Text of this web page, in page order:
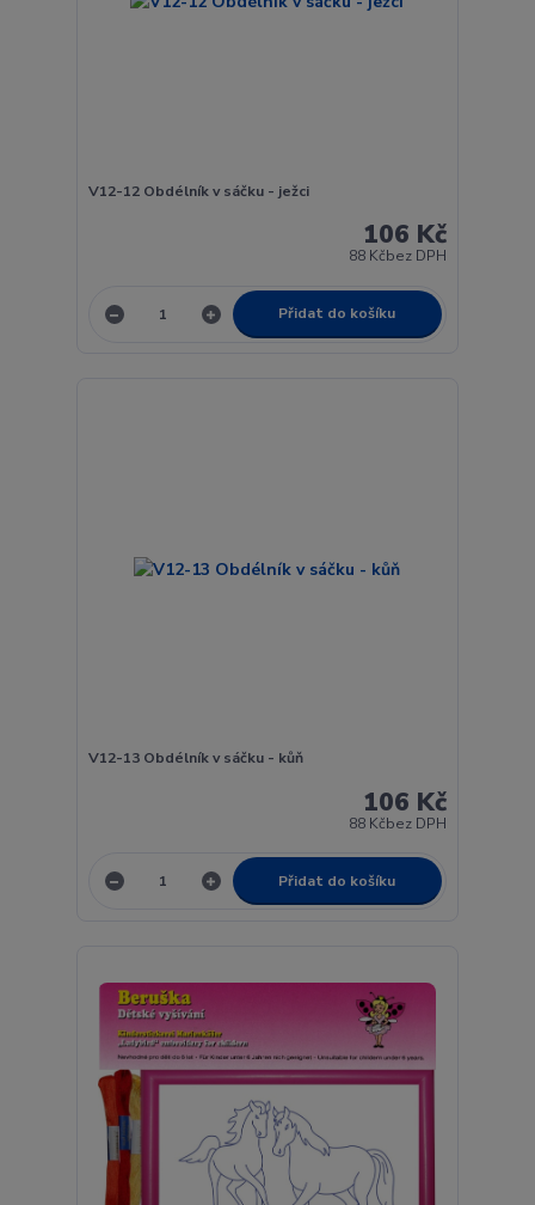
V12-12 Obdélník v sáčku - ježci
106 Kč
88 Kčbez DPH
Přidat do košíku
V12-13 Obdélník v sáčku - kůň
106 Kč
88 Kčbez DPH
Přidat do košíku